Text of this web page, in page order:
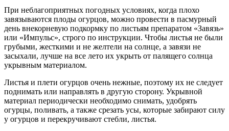
При неблагоприятных погодных условиях, когда плохо
завязываются плоды огурцов, можно провести в пасмурный
день внекорневую подкормку по листьям препаратом «Завязь»
или «Импульс», строго по инструкции. Чтобы листья не были
грубыми, жесткими и не желтели на солнце, а завязи не
засыхали, лучше на все лето их укрыть от палящего солнца
укрывным материалом.
Листья и плети огурцов очень нежные, поэтому их не следует
поднимать или направлять в другую сторону. Укрывной
материал периодически необходимо снимать, удобрять
огурцы, поливать, а также срезать усы, которые забирают силу
у огурцов и перекручивают стебли, листья.